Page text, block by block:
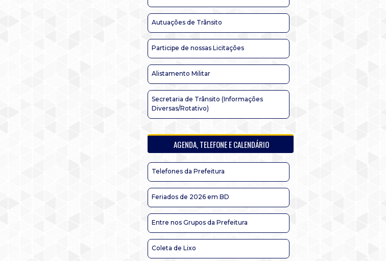
Autuações de Trânsito
Participe de nossas Licitações
Alistamento Militar
Secretaria de Trânsito (Informações
Diversas/Rotativo)
AGENDA, TELEFONE E CALENDÁRIO
Telefones da Prefeitura
Feriados de 2026 em BD
Entre nos Grupos da Prefeitura
Coleta de Lixo